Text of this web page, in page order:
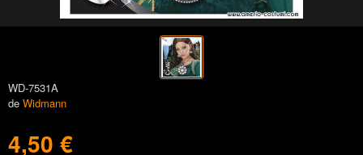
WD-7531A
de Widmann
4,50 €